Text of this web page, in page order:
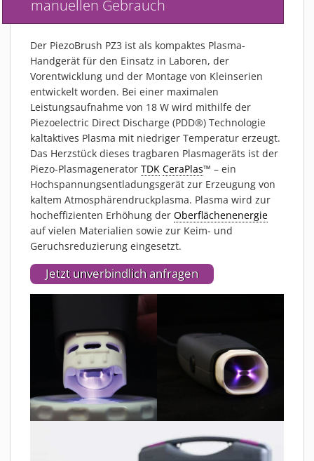
PIEZOBRUSH PZ3-I
PLASMABRUSH PB3
PLASMABRUSH PB3 INTEGRATION
PLASMATOOL
KONZEPTE
IMPLAPREP
DOWNLOADS
ANWENDUNGEN
DESINFEKTION
DRUCKVORBEHANDLUNG
FEINSTREINIGUNG
PLASMAAKTIVIERUNG
AKTUELLES
EVENTS
FACHARTIKEL
NEWS
manuellen Gebrauch
Der PiezoBrush PZ3 ist als kompaktes Plasma-
Handgerät für den Einsatz in Laboren, der
Vorentwicklung und der Montage von Kleinserien
entwickelt worden. Bei einer maximalen
Leistungsaufnahme von 18 W wird mithilfe der
Piezoelectric Direct Discharge (PDD®) Technologie
kaltaktives Plasma mit niedriger Temperatur erzeugt.
Das Herzstück dieses tragbaren Plasmageräts ist der
Piezo-Plasmagenerator TDK CeraPlas™ – ein
Hochspannungsentladungsgerät zur Erzeugung von
kaltem Atmosphärendruckplasma. Plasma wird zur
hocheffizienten Erhöhung der Oberflächenenergie
auf vielen Materialien sowie zur Keim- und
Geruchsreduzierung eingesetzt.
Jetzt unverbindlich anfragen